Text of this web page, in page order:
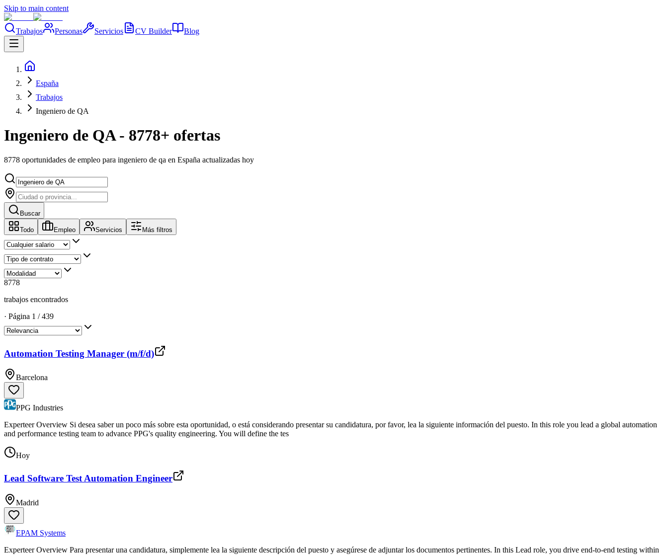
Skip to main content
Trabajos Personas Servicios CV Builder Blog
España
Trabajos
Ingeniero de QA
Ingeniero de QA - 8778+ ofertas
8778 oportunidades de empleo para ingeniero de qa en España actualizadas hoy
Buscar
Todo Empleo Servicios Más filtros
8778
trabajos encontrados
· Página 1 /439
Automation Testing Manager (m/f/d)
Barcelona
PPG Industries
Experteer Overview Si desea saber un poco más sobre esta oportunidad, o está considerando presentar su candidatura, por favor, lea la siguiente información del puesto. In this role you lead a global automation
and performance testing team to advance PPG's quality engineering. You will define the tes
Hoy
Lead Software Test Automation Engineer
Madrid
EPAM Systems
Experteer Overview Para presentar una candidatura, simplemente lea la siguiente descripción del puesto y asegúrese de adjuntar los documentos pertinentes. In this Lead role, you drive end-to-end testing within